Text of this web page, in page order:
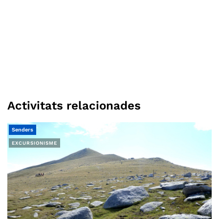
Activitats relacionades
EXCURSIONISME
Senders